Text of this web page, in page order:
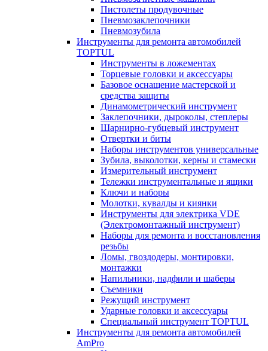
Пистолеты продувочные
Пневмозаклепочники
Пневмозубила
Инструменты для ремонта автомобилей
TOPTUL
Инструменты в ложементах
Торцевые головки и аксессуары
Базовое оснащение мастерской и
средства защиты
Динамометрический инструмент
Заклепочники, дыроколы, степлеры
Шарнирно-губцевый инструмент
Отвертки и биты
Наборы инструментов универсальные
Зубила, выколотки, керны и стамески
Измерительный инструмент
Тележки инструментальные и ящики
Ключи и наборы
Молотки, кувалды и киянки
Инструменты для электрика VDE
(Электромонтажный инструмент)
Наборы для ремонта и восстановления
резьбы
Ломы, гвоздодеры, монтировки,
монтажки
Напильники, надфили и шаберы
Съемники
Режущий инструмент
Ударные головки и аксессуары
Специальный инструмент TOPTUL
Инструменты для ремонта автомобилей
AmPro